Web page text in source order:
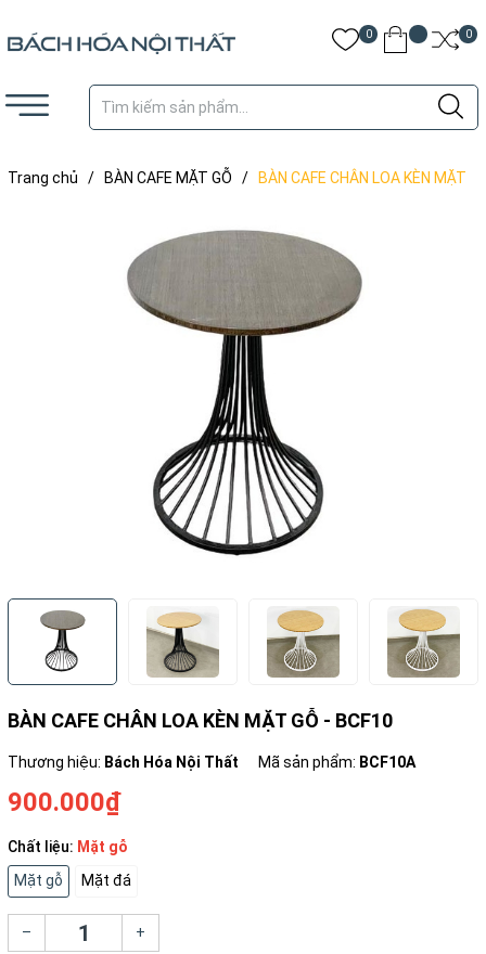
0 0
Trang chủ / BÀN CAFE MẶT GỖ /
BÀN CAFE CHÂN LOA KÈN MẶT
BÀN CAFE CHÂN LOA KÈN MẶT GỖ - BCF10
Thương hiệu: Bách Hóa Nội Thất Mã sản phẩm: BCF10A
900.000₫
Chất liệu: Mặt gỗ
Mặt gỗ
Mặt đá
– +